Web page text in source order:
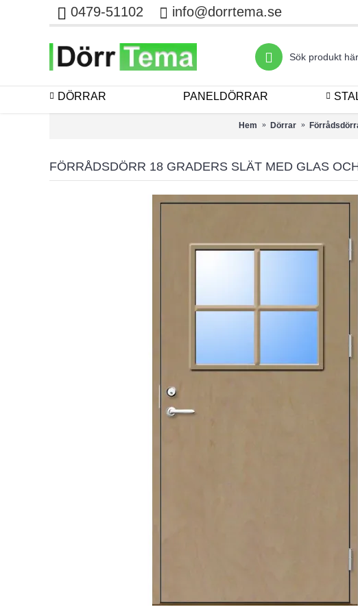
0479-51102 info@dorrtema.se
DÖRRAR PANELDÖRRAR
Hem Dörrar
FÖRRÅDSDÖRR 18 GRADERS SLÄT MED GLAS